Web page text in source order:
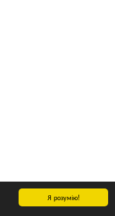
Я розумію!